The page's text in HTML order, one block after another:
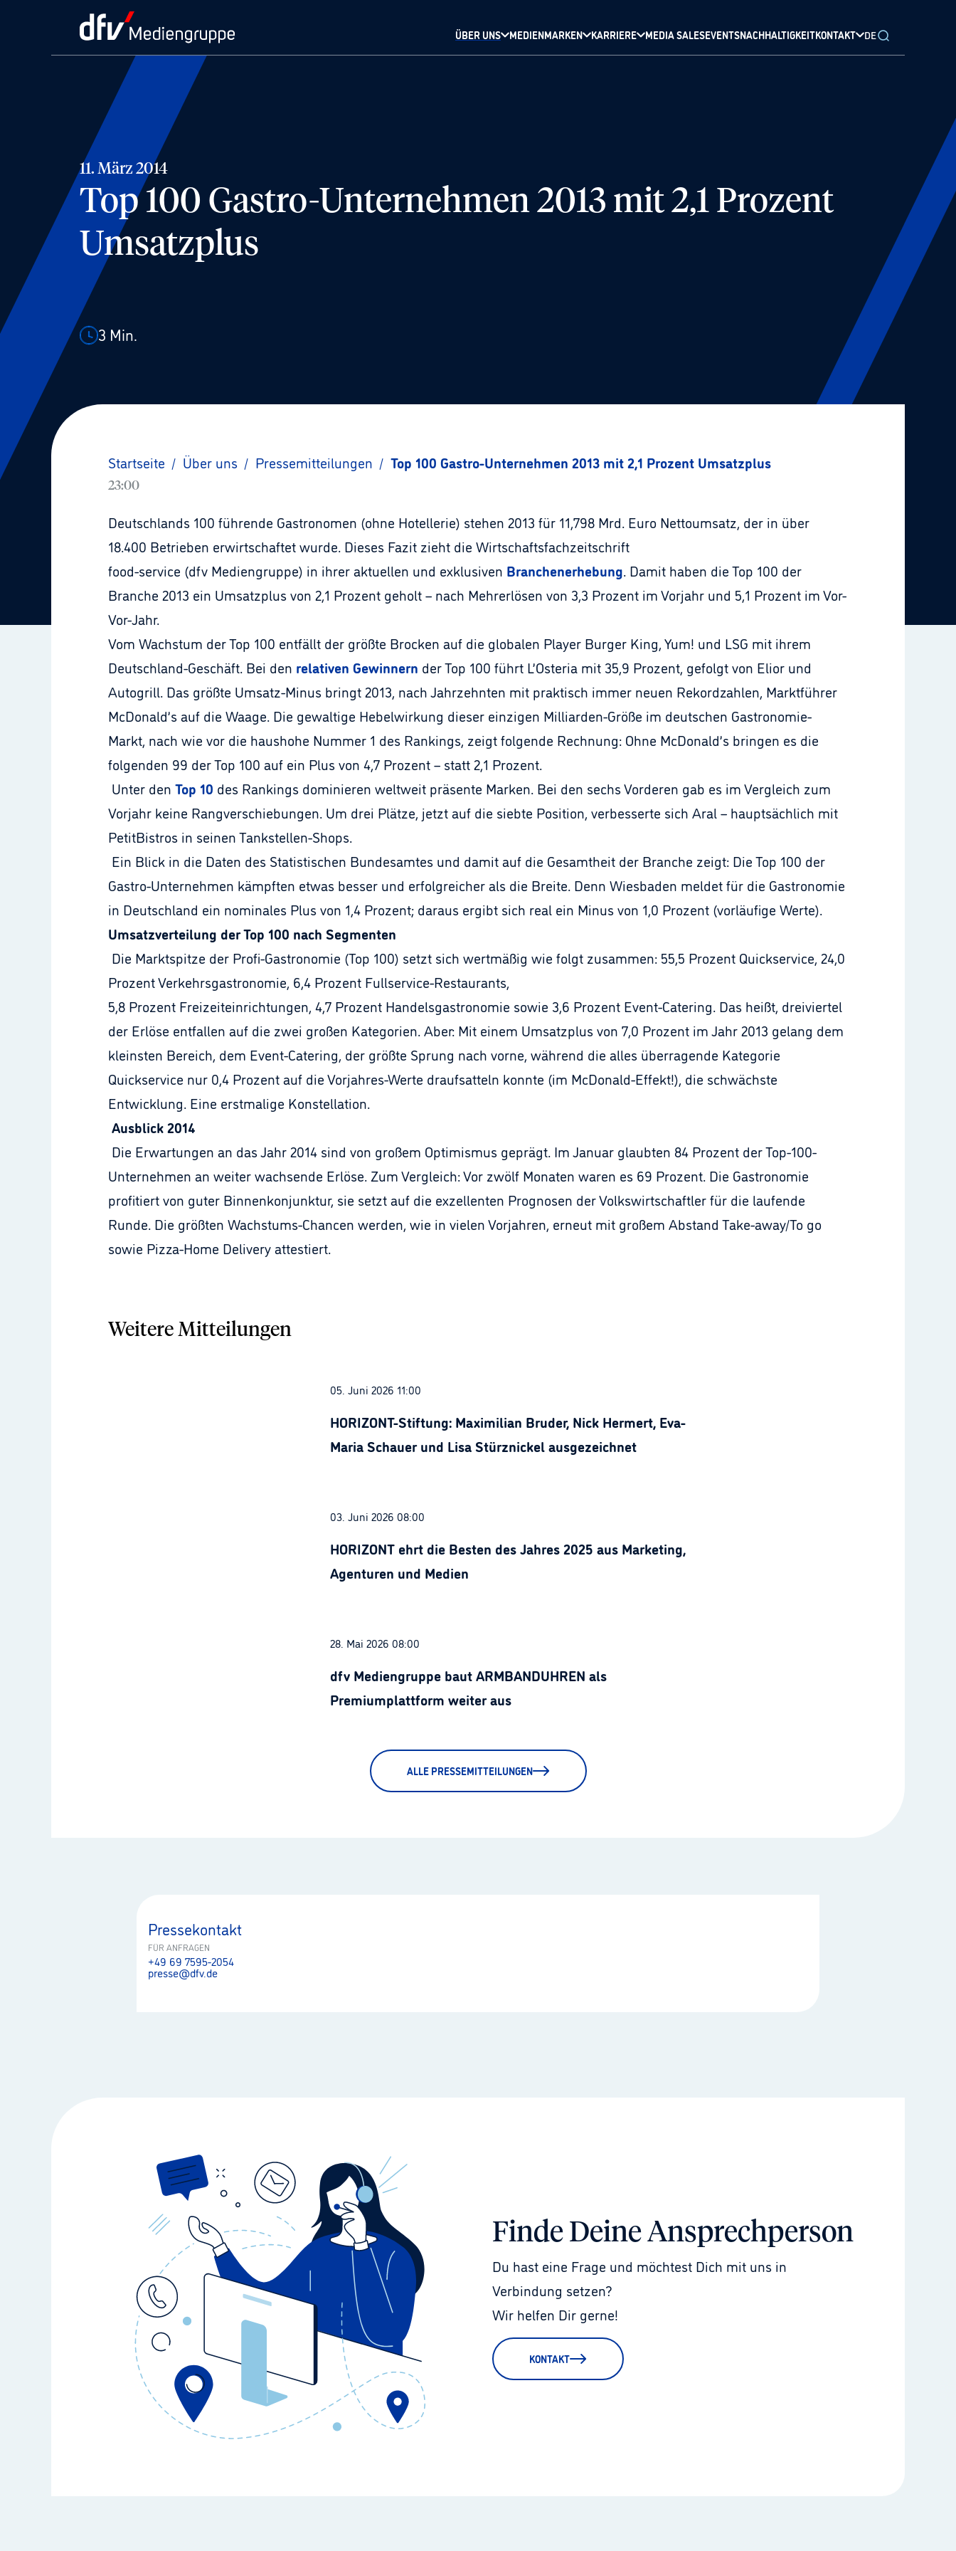
ÜBER UNS MEDIENMARKEN KARRIERE MEDIA SALESEVENTSNACHHALTIGKEITKONTAKT DE
11. März 2014
Top 100 Gastro-Unternehmen 2013 mit 2,1 Prozent
Umsatzplus
3 Min.
Startseite / Über uns / Pressemitteilungen / Top 100 Gastro-Unternehmen 2013 mit 2,1 Prozent Umsatzplus
23:00
Deutschlands 100 führende Gastronomen (ohne Hotellerie) stehen 2013 für 11,798 Mrd. Euro Nettoumsatz, der in über
18.400 Betrieben erwirtschaftet wurde. Dieses Fazit zieht die Wirtschaftsfachzeitschrift
food-service (dfv Mediengruppe) in ihrer aktuellen und exklusiven Branchenerhebung. Damit haben die Top 100 der
Branche 2013 ein Umsatzplus von 2,1 Prozent geholt – nach Mehrerlösen von 3,3 Prozent im Vorjahr und 5,1 Prozent im Vor-
Vor-Jahr.
Vom Wachstum der Top 100 entfällt der größte Brocken auf die globalen Player Burger King, Yum! und LSG mit ihrem
Deutschland-Geschäft. Bei den relativen Gewinnern der Top 100 führt L’Osteria mit 35,9 Prozent, gefolgt von Elior und
Autogrill. Das größte Umsatz-Minus bringt 2013, nach Jahrzehnten mit praktisch immer neuen Rekordzahlen, Marktführer
McDonald’s auf die Waage. Die gewaltige Hebelwirkung dieser einzigen Milliarden-Größe im deutschen Gastronomie-
Markt, nach wie vor die haushohe Nummer 1 des Rankings, zeigt folgende Rechnung: Ohne McDonald’s bringen es die
folgenden 99 der Top 100 auf ein Plus von 4,7 Prozent – statt 2,1 Prozent.
Unter den Top 10 des Rankings dominieren weltweit präsente Marken. Bei den sechs Vorderen gab es im Vergleich zum
Vorjahr keine Rangverschiebungen. Um drei Plätze, jetzt auf die siebte Position, verbesserte sich Aral – hauptsächlich mit
PetitBistros in seinen Tankstellen-Shops.
Ein Blick in die Daten des Statistischen Bundesamtes und damit auf die Gesamtheit der Branche zeigt: Die Top 100 der
Gastro-Unternehmen kämpften etwas besser und erfolgreicher als die Breite. Denn Wiesbaden meldet für die Gastronomie
in Deutschland ein nominales Plus von 1,4 Prozent; daraus ergibt sich real ein Minus von 1,0 Prozent (vorläufige Werte).
Umsatzverteilung der Top 100 nach Segmenten
Die Marktspitze der Profi-Gastronomie (Top 100) setzt sich wertmäßig wie folgt zusammen: 55,5 Prozent Quickservice, 24,0
Prozent Verkehrsgastronomie, 6,4 Prozent Fullservice-Restaurants,
5,8 Prozent Freizeiteinrichtungen, 4,7 Prozent Handelsgastronomie sowie 3,6 Prozent Event-Catering. Das heißt, dreiviertel
der Erlöse entfallen auf die zwei großen Kategorien. Aber: Mit einem Umsatzplus von 7,0 Prozent im Jahr 2013 gelang dem
kleinsten Bereich, dem Event-Catering, der größte Sprung nach vorne, während die alles überragende Kategorie
Quickservice nur 0,4 Prozent auf die Vorjahres-Werte draufsatteln konnte (im McDonald-Effekt!), die schwächste
Entwicklung. Eine erstmalige Konstellation.
Ausblick 2014
Die Erwartungen an das Jahr 2014 sind von großem Optimismus geprägt. Im Januar glaubten 84 Prozent der Top-100-
Unternehmen an weiter wachsende Erlöse. Zum Vergleich: Vor zwölf Monaten waren es 69 Prozent. Die Gastronomie
profitiert von guter Binnenkonjunktur, sie setzt auf die exzellenten Prognosen der Volkswirtschaftler für die laufende
Runde. Die größten Wachstums-Chancen werden, wie in vielen Vorjahren, erneut mit großem Abstand Take-away/To go
sowie Pizza-Home Delivery attestiert.
Weitere Mitteilungen
05. Juni 2026 11:00
HORIZONT-Stiftung: Maximilian Bruder, Nick Hermert, Eva-
Maria Schauer und Lisa Stürznickel ausgezeichnet
03. Juni 2026 08:00
HORIZONT ehrt die Besten des Jahres 2025 aus Marketing,
Agenturen und Medien
28. Mai 2026 08:00
dfv Mediengruppe baut ARMBANDUHREN als
Premiumplattform weiter aus
ALLE PRESSEMITTEILUNGEN
Pressekontakt
FÜR ANFRAGEN
+49 69 7595-2054
presse@dfv.de
Finde Deine Ansprechperson
Du hast eine Frage und möchtest Dich mit uns in
Verbindung setzen?
Wir helfen Dir gerne!
KONTAKT